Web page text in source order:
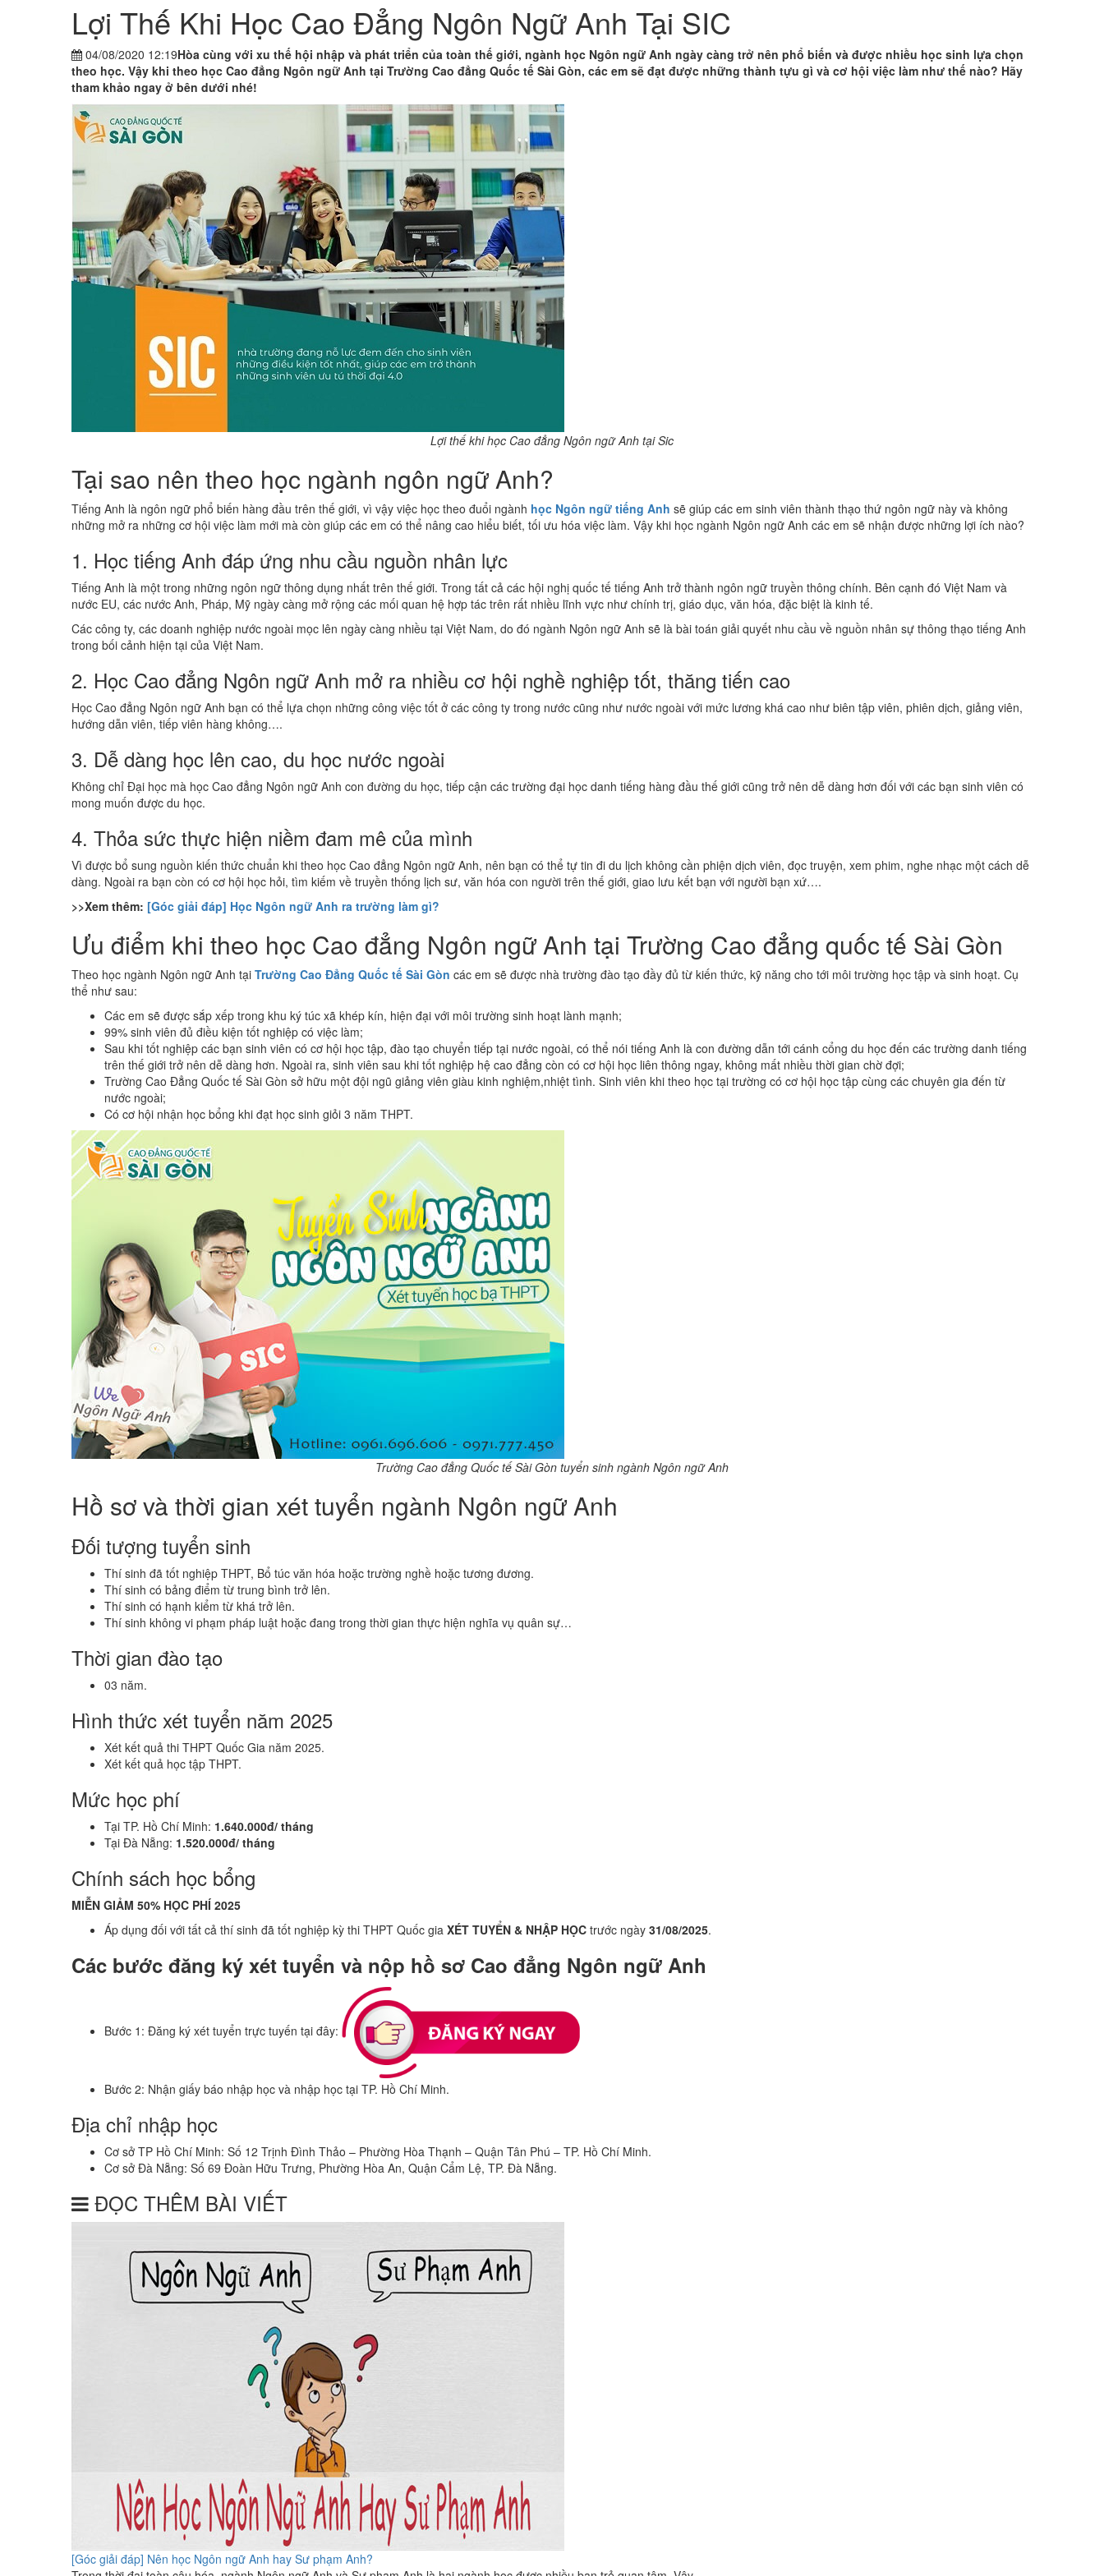
Lợi Thế Khi Học Cao Đẳng Ngôn Ngữ Anh Tại SIC
04/08/2020 12:19Hòa cùng với xu thế hội nhập và phát triển của toàn thế giới, ngành học Ngôn ngữ Anh ngày càng trở nên phổ biến và được nhiều học sinh lựa chọn
theo học. Vậy khi theo học Cao đẳng Ngôn ngữ Anh tại Trường Cao đẳng Quốc tế Sài Gòn, các em sẽ đạt được những thành tựu gì và cơ hội việc làm như thế nào? Hãy
tham khảo ngay ở bên dưới nhé!
Lợi thế khi học Cao đẳng Ngôn ngữ Anh tại Sic
Tại sao nên theo học ngành ngôn ngữ Anh?
Tiếng Anh là ngôn ngữ phổ biến hàng đầu trên thế giới, vì vậy việc học theo đuổi ngành học Ngôn ngữ tiếng Anh sẽ giúp các em sinh viên thành thạo thứ ngôn ngữ này và không
những mở ra những cơ hội việc làm mới mà còn giúp các em có thể nâng cao hiểu biết, tối ưu hóa việc làm. Vậy khi học ngành Ngôn ngữ Anh các em sẽ nhận được những lợi ích nào?
1. Học tiếng Anh đáp ứng nhu cầu nguồn nhân lực
Tiếng Anh là một trong những ngôn ngữ thông dụng nhất trên thế giới. Trong tất cả các hội nghị quốc tế tiếng Anh trở thành ngôn ngữ truyền thông chính. Bên cạnh đó Việt Nam và
nước EU, các nước Anh, Pháp, Mỹ ngày càng mở rộng các mối quan hệ hợp tác trên rất nhiều lĩnh vực như chính trị, giáo dục, văn hóa, đặc biệt là kinh tế.
Các công ty, các doanh nghiệp nước ngoài mọc lên ngày càng nhiều tại Việt Nam, do đó ngành Ngôn ngữ Anh sẽ là bài toán giải quyết nhu cầu về nguồn nhân sự thông thạo tiếng Anh
trong bối cảnh hiện tại của Việt Nam.
2. Học Cao đẳng Ngôn ngữ Anh mở ra nhiều cơ hội nghề nghiệp tốt, thăng tiến cao
Học Cao đẳng Ngôn ngữ Anh bạn có thể lựa chọn những công việc tốt ở các công ty trong nước cũng như nước ngoài với mức lương khá cao như biên tập viên, phiên dịch, giảng viên,
hướng dẫn viên, tiếp viên hàng không….
3. Dễ dàng học lên cao, du học nước ngoài
Không chỉ Đại học mà học Cao đẳng Ngôn ngữ Anh con đường du học, tiếp cận các trường đại học danh tiếng hàng đầu thế giới cũng trở nên dễ dàng hơn đối với các bạn sinh viên có
mong muốn được du học.
4. Thỏa sức thực hiện niềm đam mê của mình
Vì được bổ sung nguồn kiến thức chuẩn khi theo học Cao đẳng Ngôn ngữ Anh, nên bạn có thể tự tin đi du lịch không cần phiện dịch viên, đọc truyện, xem phim, nghe nhạc một cách dễ
dàng. Ngoài ra bạn còn có cơ hội học hỏi, tìm kiếm về truyền thống lịch sư, văn hóa con người trên thế giới, giao lưu kết bạn với người bạn xứ….
>>Xem thêm: [Góc giải đáp] Học Ngôn ngữ Anh ra trường làm gì?
Ưu điểm khi theo học Cao đẳng Ngôn ngữ Anh tại Trường Cao đẳng quốc tế Sài Gòn
Theo học ngành Ngôn ngữ Anh tại Trường Cao Đẳng Quốc tế Sài Gòn các em sẽ được nhà trường đào tạo đầy đủ từ kiến thức, kỹ năng cho tới môi trường học tập và sinh hoạt. Cụ
thể như sau:
Các em sẽ được sắp xếp trong khu ký túc xã khép kín, hiện đại với môi trường sinh hoạt lành mạnh;
99% sinh viên đủ điều kiện tốt nghiệp có việc làm;
Sau khi tốt nghiệp các bạn sinh viên có cơ hội học tập, đào tạo chuyển tiếp tại nước ngoài, có thể nói tiếng Anh là con đường dẫn tới cánh cổng du học đến các trường danh tiếng
trên thế giới trở nên dễ dàng hơn. Ngoài ra, sinh viên sau khi tốt nghiệp hệ cao đẳng còn có cơ hội học liên thông ngay, không mất nhiều thời gian chờ đợi;
Trường Cao Đẳng Quốc tế Sài Gòn sở hữu một đội ngũ giảng viên giàu kinh nghiệm,nhiệt tình. Sinh viên khi theo học tại trường có cơ hội học tập cùng các chuyên gia đến từ
nước ngoài;
Có cơ hội nhận học bổng khi đạt học sinh giỏi 3 năm THPT.
Trường Cao đẳng Quốc tế Sài Gòn tuyển sinh ngành Ngôn ngữ Anh
Hồ sơ và thời gian xét tuyển ngành Ngôn ngữ Anh
Đối tượng tuyển sinh
Thí sinh đã tốt nghiệp THPT, Bổ túc văn hóa hoặc trường nghề hoặc tương đương.
Thí sinh có bảng điểm từ trung bình trở lên.
Thí sinh có hạnh kiểm từ khá trở lên.
Thí sinh không vi phạm pháp luật hoặc đang trong thời gian thực hiện nghĩa vụ quân sự…
Thời gian đào tạo
03 năm.
Hình thức xét tuyển năm 2025
Xét kết quả thi THPT Quốc Gia năm 2025.
Xét kết quả học tập THPT.
Mức học phí
Tại TP. Hồ Chí Minh: 1.640.000đ/ tháng
Tại Đà Nẵng: 1.520.000đ/ tháng
Chính sách học bổng
MIỄN GIẢM 50% HỌC PHÍ 2025
Áp dụng đối với tất cả thí sinh đã tốt nghiệp kỳ thi THPT Quốc gia XÉT TUYỂN & NHẬP HỌC trước ngày 31/08/2025.
Các bước đăng ký xét tuyển và nộp hồ sơ Cao đẳng Ngôn ngữ Anh
Bước 1: Đăng ký xét tuyển trực tuyến tại đây:
Bước 2: Nhận giấy báo nhập học và nhập học tại TP. Hồ Chí Minh.
Địa chỉ nhập học
Cơ sở TP Hồ Chí Minh: Số 12 Trịnh Đình Thảo – Phường Hòa Thạnh – Quận Tân Phú – TP. Hồ Chí Minh.
Cơ sở Đà Nẵng: Số 69 Đoàn Hữu Trưng, Phường Hòa An, Quận Cẩm Lệ, TP. Đà Nẵng.
ĐỌC THÊM BÀI VIẾT
[Góc giải đáp] Nên học Ngôn ngữ Anh hay Sư phạm Anh?